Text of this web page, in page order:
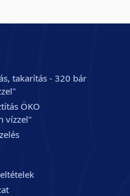
takarítás - 320 bár
ÖKO
vízzel"